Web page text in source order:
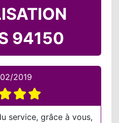
94150
2019
service, grâce à vous,